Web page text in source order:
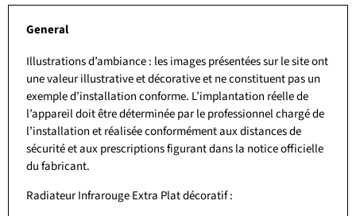
General
Illustrations d’ambiance : les images présentées sur le site ont
une valeur illustrative et décorative et ne constituent pas un
exemple d’installation conforme. L’implantation réelle de
l’appareil doit être déterminée par le professionnel chargé de
l’installation et réalisée conformément aux distances de
sécurité et aux prescriptions figurant dans la notice officielle
du fabricant.
Radiateur Infrarouge Extra Plat décoratif :